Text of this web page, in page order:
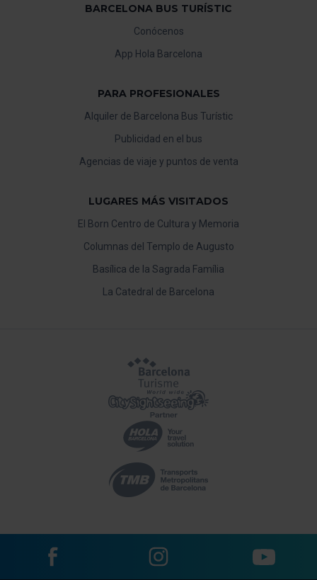
BARCELONA BUS TURÍSTIC
Conócenos
App Hola Barcelona
PARA PROFESIONALES
Alquiler de Barcelona Bus Turístic
Publicidad en el bus
Agencias de viaje y puntos de venta
LUGARES MÁS VISITADOS
El Born Centro de Cultura y Memoria
Columnas del Templo de Augusto
Basílica de la Sagrada Família
La Catedral de Barcelona